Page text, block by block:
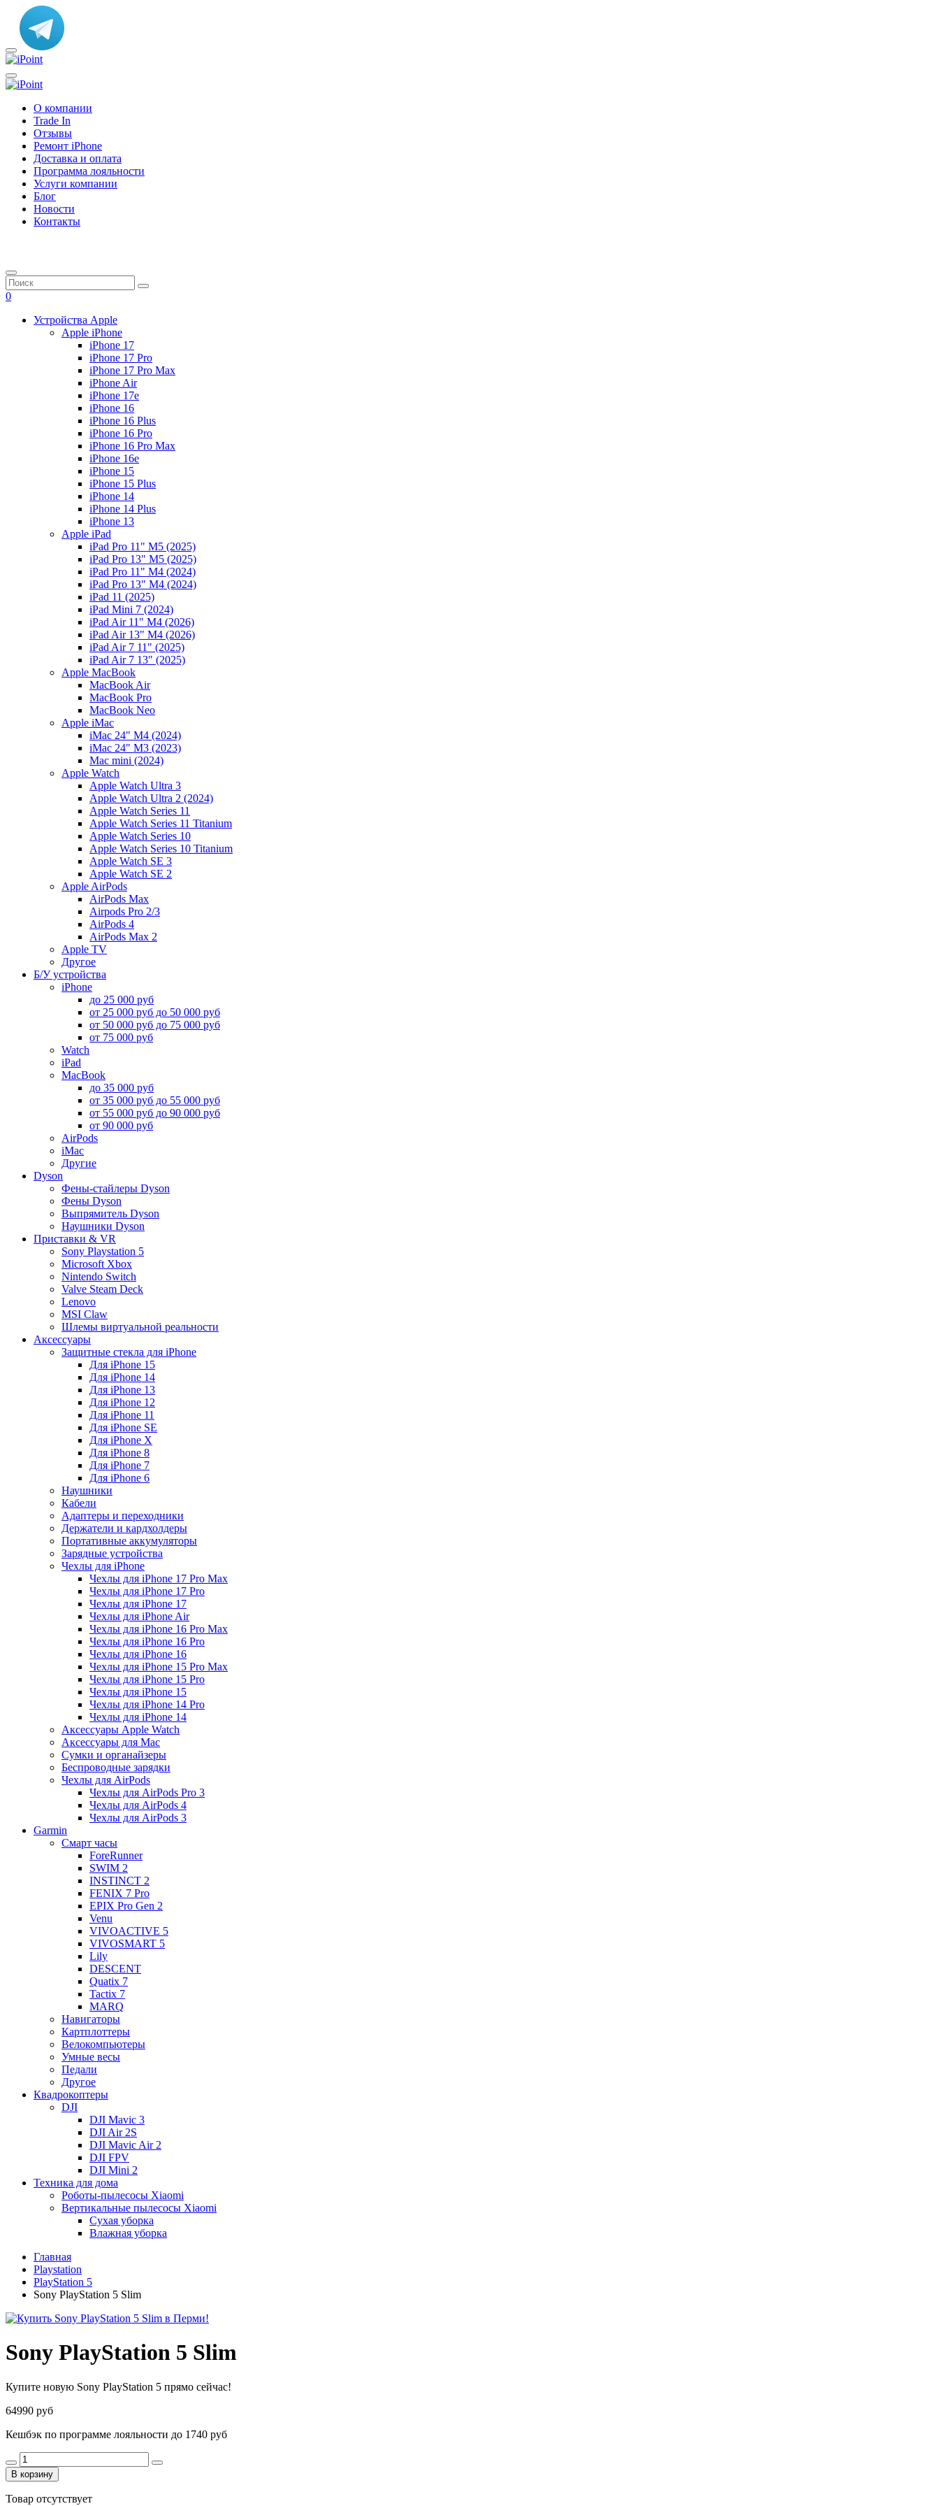
О компании
Trade In
Отзывы
Ремонт iPhone
Доставка и оплата
Программа лояльности
Услуги компании
Блог
Новости
Контакты
0
Устройства Apple
Apple iPhone
iPhone 17
iPhone 17 Pro
iPhone 17 Pro Max
iPhone Air
iPhone 17e
iPhone 16
iPhone 16 Plus
iPhone 16 Pro
iPhone 16 Pro Max
iPhone 16e
iPhone 15
iPhone 15 Plus
iPhone 14
iPhone 14 Plus
iPhone 13
Apple iPad
iPad Pro 11" M5 (2025)
iPad Pro 13" M5 (2025)
iPad Pro 11" M4 (2024)
iPad Pro 13" M4 (2024)
iPad 11 (2025)
iPad Mini 7 (2024)
iPad Air 11" M4 (2026)
iPad Air 13" M4 (2026)
iPad Air 7 11" (2025)
iPad Air 7 13" (2025)
Apple MacBook
MacBook Air
MacBook Pro
MacBook Neo
Apple iMac
iMac 24" M4 (2024)
iMac 24" M3 (2023)
Mac mini (2024)
Apple Watch
Apple Watch Ultra 3
Apple Watch Ultra 2 (2024)
Apple Watch Series 11
Apple Watch Series 11 Titanium
Apple Watch Series 10
Apple Watch Series 10 Titanium
Apple Watch SE 3
Apple Watch SE 2
Apple AirPods
AirPods Max
Airpods Pro 2/3
AirPods 4
AirPods Max 2
Apple TV
Другое
Б/У устройства
iPhone
до 25 000 руб
от 25 000 руб до 50 000 руб
от 50 000 руб до 75 000 руб
от 75 000 руб
Watch
iPad
MacBook
до 35 000 руб
от 35 000 руб до 55 000 руб
от 55 000 руб до 90 000 руб
от 90 000 руб
AirPods
iMac
Другие
Dyson
Фены-стайлеры Dyson
Фены Dyson
Выпрямитель Dyson
Наушники Dyson
Приставки & VR
Sony Playstation 5
Microsoft Xbox
Nintendo Switch
Valve Steam Deck
Lenovo
MSI Claw
Шлемы виртуальной реальности
Аксессуары
Защитные стекла для iPhone
Для iPhone 15
Для iPhone 14
Для iPhone 13
Для iPhone 12
Для iPhone 11
Для iPhone SE
Для iPhone X
Для iPhone 8
Для iPhone 7
Для iPhone 6
Наушники
Кабели
Адаптеры и переходники
Держатели и кардхолдеры
Портативные аккумуляторы
Зарядные устройства
Чехлы для iPhone
Чехлы для iPhone 17 Pro Max
Чехлы для iPhone 17 Pro
Чехлы для iPhone 17
Чехлы для iPhone Air
Чехлы для iPhone 16 Pro Max
Чехлы для iPhone 16 Pro
Чехлы для iPhone 16
Чехлы для iPhone 15 Pro Max
Чехлы для iPhone 15 Pro
Чехлы для iPhone 15
Чехлы для iPhone 14 Pro
Чехлы для iPhone 14
Аксессуары Apple Watch
Аксессуары для Mac
Сумки и органайзеры
Беспроводные зарядки
Чехлы для AirPods
Чехлы для AirPods Pro 3
Чехлы для AirPods 4
Чехлы для AirPods 3
Garmin
Смарт часы
ForeRunner
SWIM 2
INSTINCT 2
FENIX 7 Pro
EPIX Pro Gen 2
Venu
VIVOACTIVE 5
VIVOSMART 5
Lily
DESCENT
Quatix 7
Tactix 7
MARQ
Навигаторы
Картплоттеры
Велокомпьютеры
Умные весы
Педали
Другое
Квадрокоптеры
DJI
DJI Mavic 3
DJI Air 2S
DJI Mavic Air 2
DJI FPV
DJI Mini 2
Техника для дома
Роботы-пылесосы Xiaomi
Вертикальные пылесосы Xiaomi
Сухая уборка
Влажная уборка
Главная
Playstation
PlayStation 5
Sony PlayStation 5 Slim
Sony PlayStation 5 Slim
Купите новую Sony PlayStation 5 прямо сейчас!
64990 руб
Кешбэк по программе лояльности до 1740 руб
В корзину
Товар отсутствует